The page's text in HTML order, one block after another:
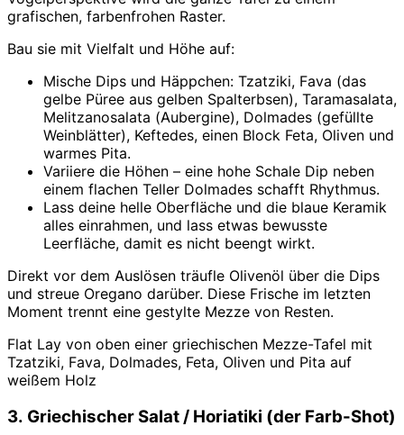
grafischen, farbenfrohen Raster.
Bau sie mit Vielfalt und Höhe auf:
Mische Dips und Häppchen: Tzatziki, Fava (das
gelbe Püree aus gelben Spalterbsen), Taramasalata,
Melitzanosalata (Aubergine), Dolmades (gefüllte
Weinblätter), Keftedes, einen Block Feta, Oliven und
warmes Pita.
Variiere die Höhen – eine hohe Schale Dip neben
einem flachen Teller Dolmades schafft Rhythmus.
Lass deine helle Oberfläche und die blaue Keramik
alles einrahmen, und lass etwas bewusste
Leerfläche, damit es nicht beengt wirkt.
Direkt vor dem Auslösen träufle Olivenöl über die Dips
und streue Oregano darüber. Diese Frische im letzten
Moment trennt eine gestylte Mezze von Resten.
Flat Lay von oben einer griechischen Mezze-Tafel mit
Tzatziki, Fava, Dolmades, Feta, Oliven und Pita auf
weißem Holz
3. Griechischer Salat / Horiatiki (der Farb-Shot)